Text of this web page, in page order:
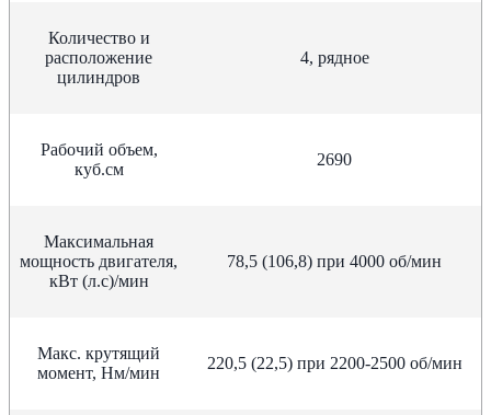
Количество и
расположение
цилиндров
4, рядное
Рабочий объем,
куб.см
2690
Максимальная
мощность двигателя,
кВт (л.с)/мин
78,5 (106,8) при 4000 об/мин
Макс. крутящий
момент, Нм/мин
220,5 (22,5) при 2200-2500 об/мин